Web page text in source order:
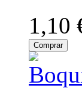
1,10
Comprar